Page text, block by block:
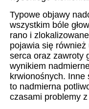
Typowe objawy
wszystkim bóle
rano i
pojawia się również
serca oraz zawroty
wynikiem
krwionośnych.
to nadmierna
czasami problemy